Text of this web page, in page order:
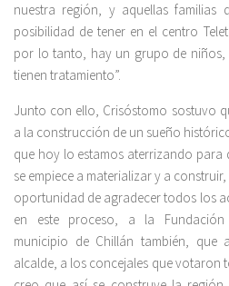
nuestra región, y aquellas familias
posibilidad de tener en el centro
por lo tanto, hay un grupo de niños,
tienen tratamiento”.
Junto con ello, Crisóstomo sostuvo
a la construcción de un sueño
que hoy lo estamos aterrizando para
se empiece a materializar y a
oportunidad de agradecer todos los
en este proceso, a la Fundación
municipio de Chillán también,
alcalde, a los concejales que votaron